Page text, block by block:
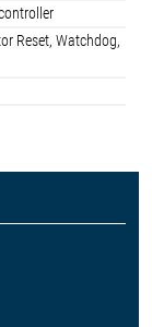
Reset, Watchdog,